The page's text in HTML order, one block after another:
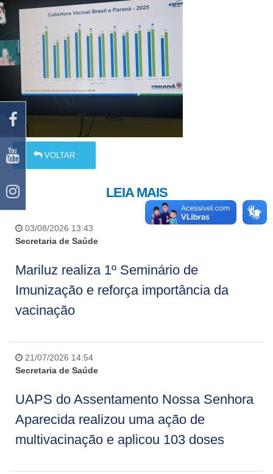
VOLTAR
LEIA MAIS
03/08/2026 13:43
Secretaria de Saúde
Mariluz realiza 1º Seminário de
Imunização e reforça importância da
vacinação
21/07/2026 14:54
Secretaria de Saúde
UAPS do Assentamento Nossa Senhora
Aparecida realizou uma ação de
multivacinação e aplicou 103 doses